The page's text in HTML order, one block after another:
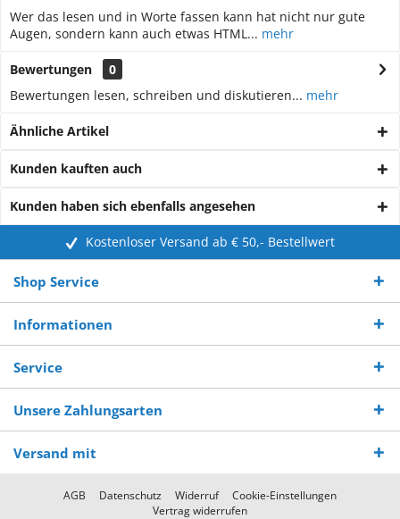
Wer das lesen und in Worte fassen kann hat nicht nur gute
Augen, sondern kann auch etwas HTML... mehr
Bewertungen
0
Bewertungen lesen, schreiben und diskutieren... mehr
Ähnliche Artikel
Kunden kauften auch
Kunden haben sich ebenfalls angesehen
Kostenloser Versand ab € 50,- Bestellwert
Shop Service
Informationen
Service
Unsere Zahlungsarten
Versand mit
AGB Datenschutz Widerruf
Cookie-Einstellungen
Vertrag widerrufen